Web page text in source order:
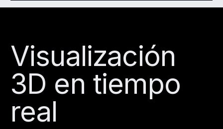
Visualización
3D en tiempo
real